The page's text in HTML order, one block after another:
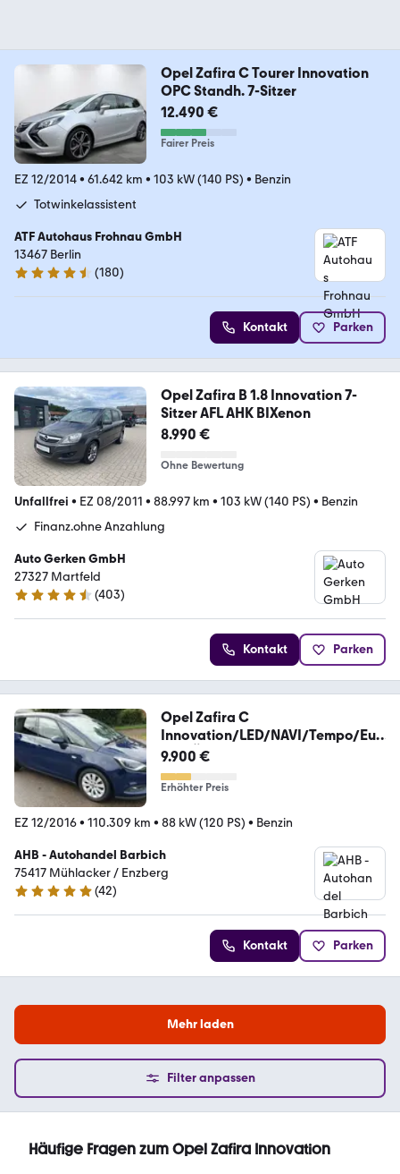
Opel Zafira C Tourer Innovation
OPC Standh. 7-Sitzer
12.490 €
Fairer Preis
EZ 12/2014• 61.642 km • 103 kW (140 PS) • Benzin
Totwinkelassistent
ATF Autohaus Frohnau GmbH
13467 Berlin
4.7 Sterne
(180)
Kontakt Parken
Opel Zafira B 1.8 Innovation 7-
Sitzer AFL AHK BIXenon
8.990 €
Ohne Bewertung
Unfallfrei • EZ 08/2011 • 88.997 km • 103 kW (140 PS) • Benzin
Finanz.ohne Anzahlung
Auto Gerken GmbH
27327 Martfeld
4.7 Sterne
(403)
Kontakt Parken
Opel Zafira C
Innovation/LED/NAVI/Tempo/Eur
o6/TÜV-NEU
9.900 €
Erhöhter Preis
EZ 12/2016• 110.309 km • 88 kW (120 PS) • Benzin
AHB - Autohandel Barbich
75417 Mühlacker / Enzberg
5 Sterne
(42)
Kontakt Parken
Mehr laden
Filter anpassen
Häufige Fragen zum Opel Zafira Innovation